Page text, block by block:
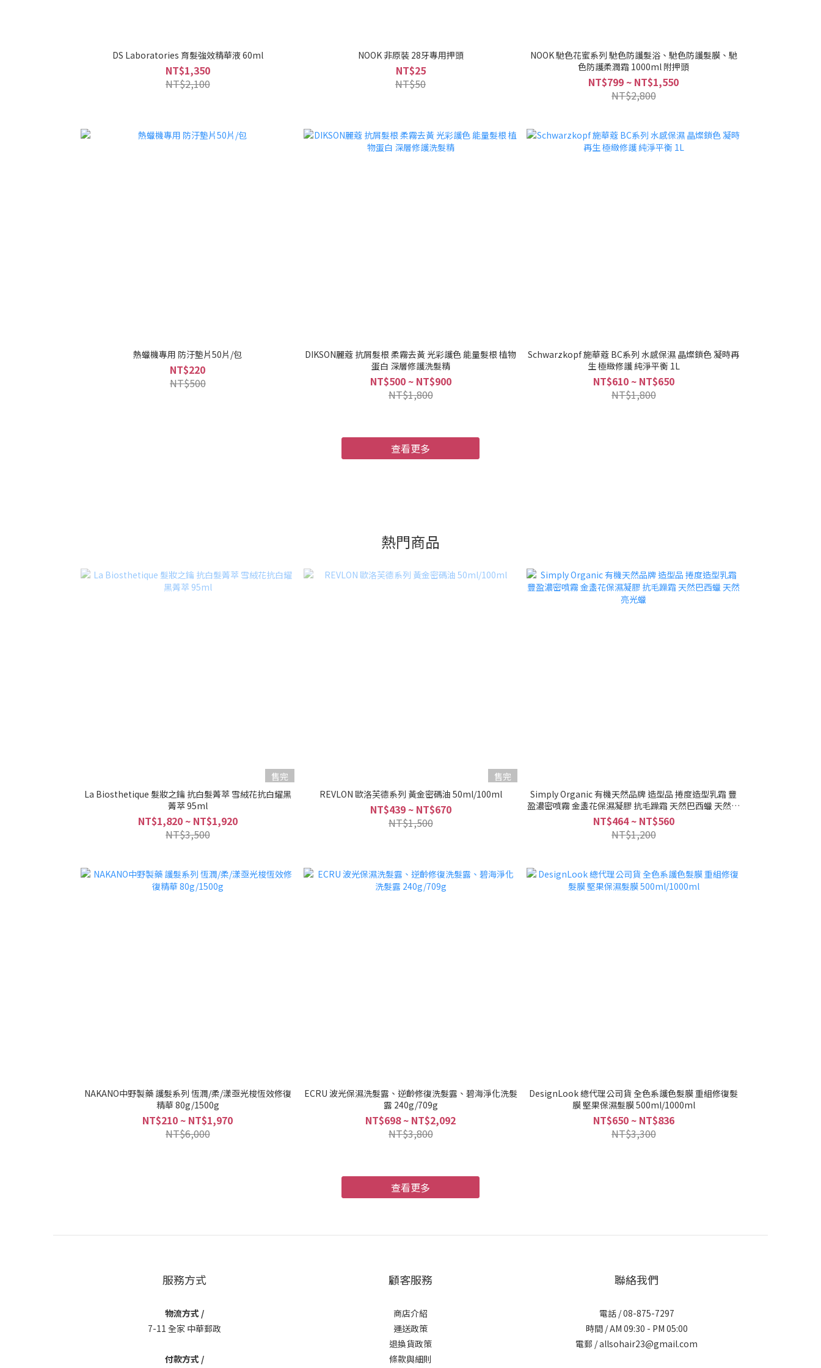
DS Laboratories 育髮強效精華液 60ml
NT$1,350
NT$2,100
NOOK 非原裝 28牙專用押頭
NT$25
NT$50
NOOK 馳色花蜜系列 馳色防護髮浴、馳色防護髮膜、馳
色防護柔潤霜 1000ml 附押頭
NT$799 ~ NT$1,550
NT$2,800
熱蠟機專用 防汙墊片50片/包
NT$220
NT$500
DIKSON麗蔻 抗屑髮根 柔霧去黃 光彩護色 能量髮根 植物
蛋白 深層修護洗髮精
NT$500 ~ NT$900
NT$1,800
Schwarzkopf 施華蔻 BC系列 水感保濕 晶燦鎖色 凝時再
生 極緻修護 純淨平衡 1L
NT$610 ~ NT$650
NT$1,800
查看更多
熱門商品
售完
La Biosthetique 髮妝之鑰 抗白髮菁萃 雪絨花抗白耀黑
菁萃 95ml
NT$1,820 ~ NT$1,920
NT$3,500
售完
REVLON 歐洛芙德系列 黃金密碼油 50ml/100ml
NT$439 ~ NT$670
NT$1,500
Simply Organic 有機天然品牌 造型品 捲度造型乳霜 豐
盈濃密噴霧 金盞花保濕凝膠 抗毛躁霜 天然巴西蠟 天然亮
光蠟
NT$464 ~ NT$560
NT$1,200
NAKANO中野製藥 護髮系列 恆潤/柔/漾亟光梭恆效修復
精華 80g/1500g
NT$210 ~ NT$1,970
NT$6,000
ECRU 波光保濕洗髮露、逆齡修復洗髮露、碧海淨化洗髮
露 240g/709g
NT$698 ~ NT$2,092
NT$3,800
DesignLook 總代理公司貨 全色系護色髮膜 重組修復髮
膜 堅果保濕髮膜 500ml/1000ml
NT$650 ~ NT$836
NT$3,300
查看更多
服務方式
物流方式 /
7-11 全家 中華郵政
付款方式 /
顧客服務
商店介紹
運送政策
退換貨政策
條款與細則
聯絡我們
電話 / 08-875-7297
時間 / AM 09:30 - PM 05:00
電郵 / allsohair23@gmail.com